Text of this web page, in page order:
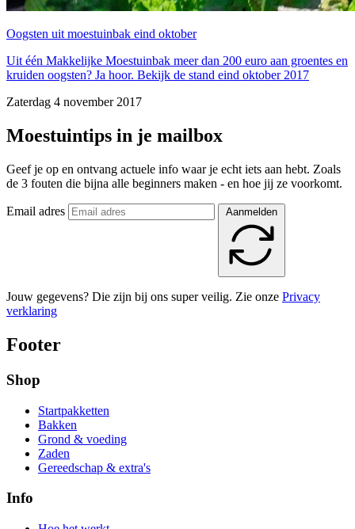
Oogsten uit moestuinbak eind oktober
Uit één Makkelijke Moestuinbak meer dan 200 euro aan groentes en
kruiden oogsten? Ja hoor. Bekijk de stand eind oktober 2017
Zaterdag 4 november 2017
Moestuintips in je mailbox
Geef je op en ontvang actuele info waar je echt iets aan hebt. Zoals
de 3 fouten die bijna alle beginners maken - en hoe jij ze voorkomt.
Email adres Aanmelden
Jouw gegevens? Die zijn bij ons super veilig. Zie onze Privacy
verklaring
Footer
Shop
Startpakketten
Bakken
Grond & voeding
Zaden
Gereedschap & extra's
Info